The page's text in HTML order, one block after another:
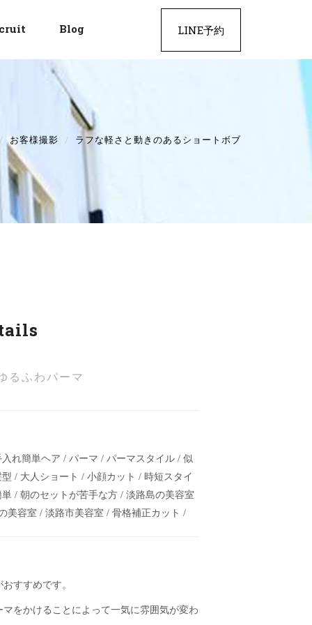
Blog LINE予約
お客様撮影 ラフな軽さと動きのあるショートボブ
るふわパーマ
れ簡単ヘア / パーマ / パーマスタイル / 似
/ 大人ショート / 小顔カット / 時短スタイ
/ 朝のセットが苦手な方 / 淡路島の美容室
美容室 / 淡路市美容室 / 骨格補正カット /
すすめです。
をかけることによって一気に雰囲気が変わ